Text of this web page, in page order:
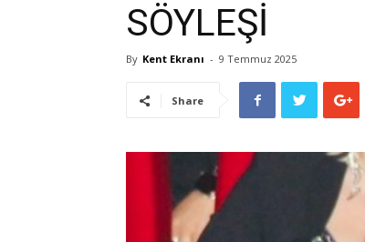
SÖYLEŞİ
By Kent Ekranı - 9 Temmuz 2025
Share